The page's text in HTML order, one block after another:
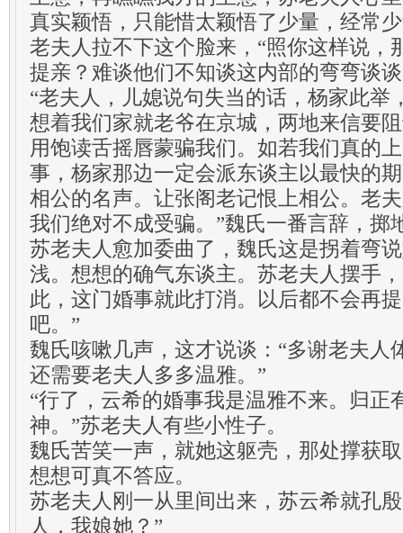
真实颖悟，只能惜太颖悟了少量，经常
老夫人拉不下这个脸来，“照你这样说，
提亲？难谈他们不知谈这内部的弯弯谈
“老夫人，儿媳说句失当的话，杨家此举
想着我们家就老爷在京城，两地来信要
用饱读舌摇唇蒙骗我们。如若我们真的
事，杨家那边一定会派东谈主以最快的
相公的名声。让张阁老记恨上相公。老
我们绝对不成受骗。”魏氏一番言辞，掷
苏老夫人愈加委曲了，魏氏这是拐着弯
浅。想想的确气东谈主。苏老夫人摆手
此，这门婚事就此打消。以后都不会再
吧。”
魏氏咳嗽几声，这才说谈：“多谢老夫人
还需要老夫人多多温雅。”
“行了，云希的婚事我是温雅不来。归正
神。”苏老夫人有些小性子。
魏氏苦笑一声，就她这躯壳，那处撑获
想想可真不答应。
苏老夫人刚一从里间出来，苏云希就孔
人，我娘她？”